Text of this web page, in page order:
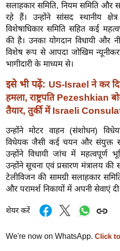
त्य
ज
ग
त
ऑ
व
र्ल्ड
न्यू
ज
ब्री
फ
म
नो
रं
न
ग
सलाहकार समिति, नियम समिति और
रहे हैं। उन्होंने सांसद स्थानीय
विशेषाधिकार समिति सहित कई
की है। उनका योगदान विधायी
विशेष रूप से आपदा जोखिम
भागीदारी के माध्यम से।
इसे भी पढ़ें: US-Israel ने कर
हमला, राष्ट्रपति Pezeshkian
तैयार, तुर्की में Israeli
उन्होंने मोटर वाहन (संशोधन)
विधेयक जैसी कई चयन और संयुक्त
उन्होंने विधायी जांच में महत्वपूर्ण
उन्होंने सूचना एवं प्रसारण मंत्रालय
टेलीविजन की सामग्री सलाहकार
और परामर्श निकायों में अपनी सेवाएं दी
शेयर करें
We're now on WhatsApp. Click